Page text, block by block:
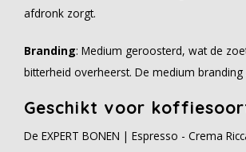
afdronk zorgt.
Branding: Medium geroosterd, wat de
bitterheid overheerst. De medium
Geschikt voor
De EXPERT BONEN | Espresso - Crema